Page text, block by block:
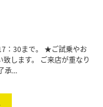
：30まで。 ★ご試乗やお
します。 ご来店が重なり
承...